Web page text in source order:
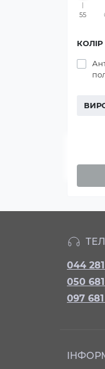
55
КОЛІР
044
050
097